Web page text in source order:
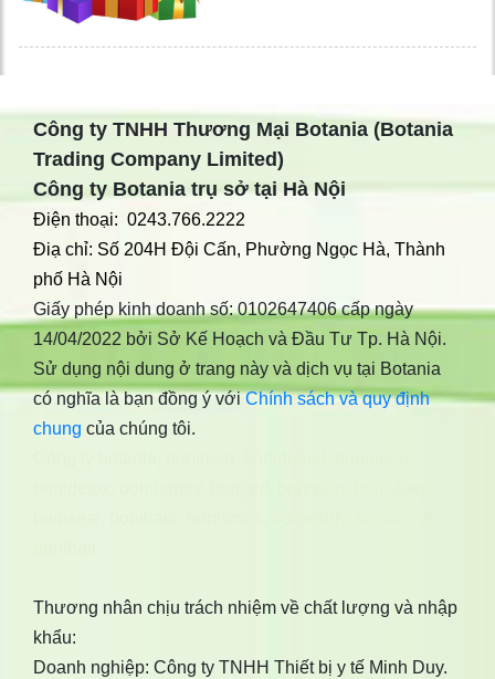
Công ty TNHH Thương Mại Botania (Botania
Trading Company Limited)
Công ty Botania trụ sở tại Hà Nội
Điện thoại: 0243.766.2222
Điạ chỉ: Số 204H Đội Cấn, Phường Ngọc Hà, Thành
phố Hà Nội
Giấy phép kinh doanh số: 0102647406 cấp ngày
14/04/2022 bởi Sở Kế Hoạch và Đầu Tư Tp. Hà Nội.
Sử dụng nội dung ở trang này và dịch vụ tại Botania
có nghĩa là bạn đồng ý vớiChính sách và quy định
chung của chúng tôi.
Thương nhân chịu trách nhiệm về chất lượng và nhập
khẩu:
Doanh nghiệp: Công ty TNHH Thiết bị y tế Minh Duy.